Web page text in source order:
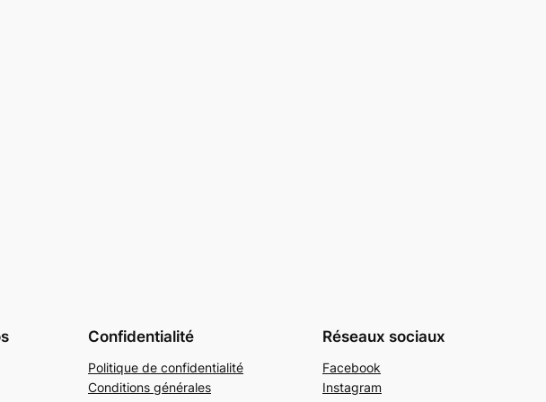
Confidentialité
Politique de confidentialité
Conditions générales
Réseaux sociaux
Facebook
Instagram